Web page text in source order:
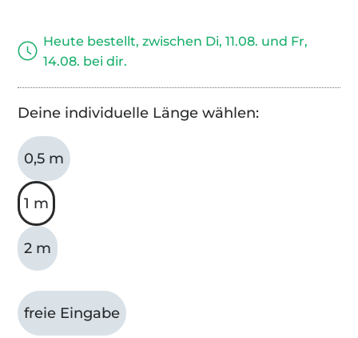
Heute bestellt, zwischen Di, 11.08. und Fr,
14.08. bei dir.
Deine individuelle Länge wählen:
0,5 m
1 m
2 m
freie Eingabe